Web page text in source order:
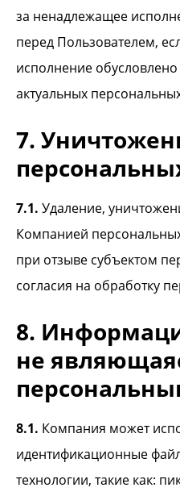
за ненадлежащее
перед Пользователем,
исполнение
актуальных
7.
7.1. Удаление,
Компанией
при отзыве субъектом
согласия на обработку
8.
не
8.1. Компания может
идентификационные
технологии, такие как: